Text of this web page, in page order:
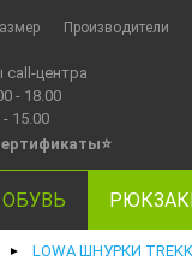
Производители
центра
- 18.00
- 15.00
⭐
ОБУВЬ
► LOWA ШНУРКИ